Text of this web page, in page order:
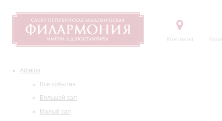
Контакты
Афиша
Все события
Большой зал
Малый зал